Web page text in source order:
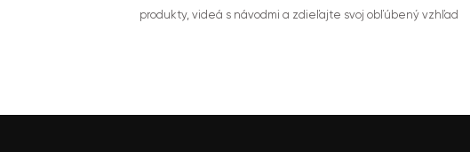
produkty, videá s návodmi a zdieľajte svoj obľúbený vzhľad